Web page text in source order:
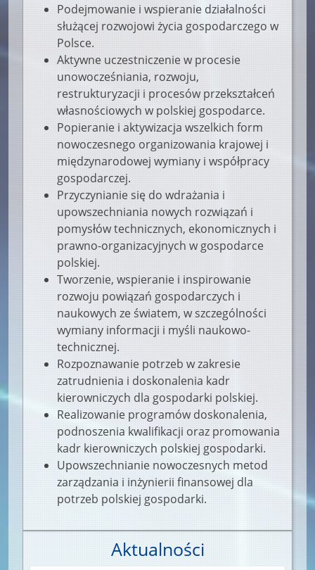
Podejmowanie i wspieranie działalności
służącej rozwojowi życia gospodarczego w
Polsce.
Aktywne uczestniczenie w procesie
unowocześniania, rozwoju,
restrukturyzacji i procesów przekształceń
własnościowych w polskiej gospodarce.
Popieranie i aktywizacja wszelkich form
nowoczesnego organizowania krajowej i
międzynarodowej wymiany i współpracy
gospodarczej.
Przyczynianie się do wdrażania i
upowszechniania nowych rozwiązań i
pomysłów technicznych, ekonomicznych i
prawno-organizacyjnych w gospodarce
polskiej.
Tworzenie, wspieranie i inspirowanie
rozwoju powiązań gospodarczych i
naukowych ze światem, w szczególności
wymiany informacji i myśli naukowo-
technicznej.
Rozpoznawanie potrzeb w zakresie
zatrudnienia i doskonalenia kadr
kierowniczych dla gospodarki polskiej.
Realizowanie programów doskonalenia,
podnoszenia kwalifikacji oraz promowania
kadr kierowniczych polskiej gospodarki.
Upowszechnianie nowoczesnych metod
zarządzania i inżynierii finansowej dla
potrzeb polskiej gospodarki.
Aktualności